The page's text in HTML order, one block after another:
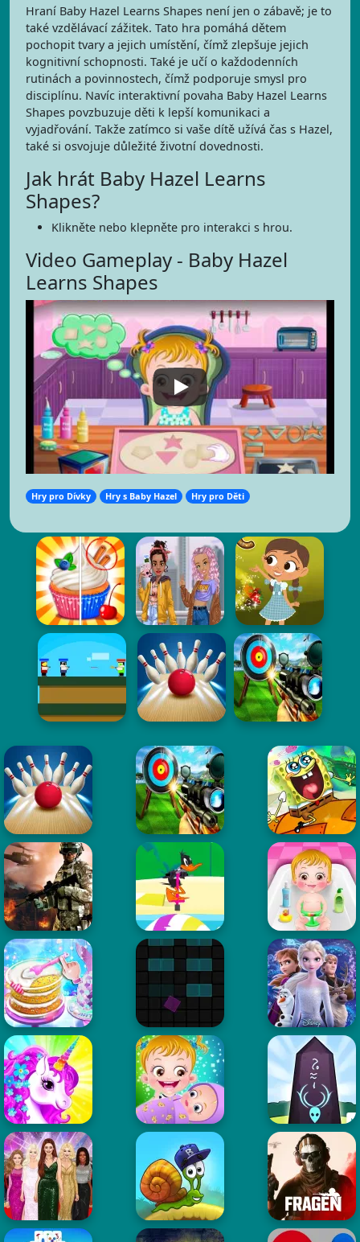
Hraní Baby Hazel Learns Shapes není jen o zábavě; je to
také vzdělávací zážitek. Tato hra pomáhá dětem
pochopit tvary a jejich umístění, čímž zlepšuje jejich
kognitivní schopnosti. Také je učí o každodenních
rutinách a povinnostech, čímž podporuje smysl pro
disciplínu. Navíc interaktivní povaha Baby Hazel Learns
Shapes povzbuzuje děti k lepší komunikaci a
vyjadřování. Takže zatímco si vaše dítě užívá čas s Hazel,
také si osvojuje důležité životní dovednosti.
Jak hrát Baby Hazel Learns
Shapes?
Klikněte nebo klepněte pro interakci s hrou.
Video Gameplay - Baby Hazel
Learns Shapes
Hry pro Dívky Hry s Baby Hazel Hry pro Děti